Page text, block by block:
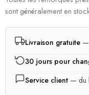
sont généralement en
Livraison gratuite —
30 jours pour
Service client — du